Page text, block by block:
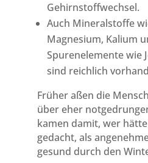
Gehirnstoffwechsel.
Auch Mineralstoffe
Magnesium, Kalium
Spurenelemente wie
sind reichlich
Früher aßen die
über eher
kamen damit, wer
gedacht, als
gesund durch den